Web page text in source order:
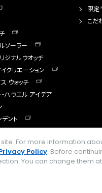
ソーラー
ジナルウオッチ
クリエーション
ウォッチ
ハウエル アイデア
ント
限定
こだ
For more information
Policy. Before
You can change them